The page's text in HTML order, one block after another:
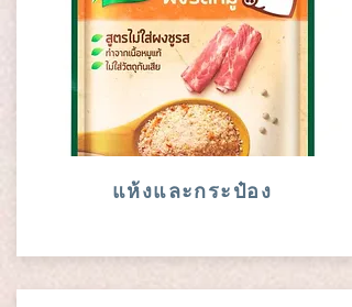
แห้งและกระป๋อง